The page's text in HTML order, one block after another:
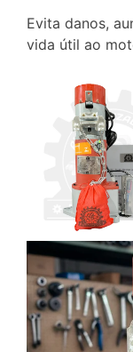
Evita danos,
vida útil ao